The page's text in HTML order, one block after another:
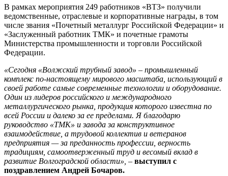
В рамках мероприятия 249 работников «ВТЗ» получили
ведомственные, отраслевые и корпоративные награды, в том
числе звания «Почетный металлург Российской Федерации» и
«Заслуженный работник ТМК» и почетные грамоты
Министерства промышленности и торговли Российской
Федерации.
«Сегодня «Волжский трубный завод» – промышленный
комплекс по-настоящему мирового масштаба, использующий в
своей работе самые современные технологии и оборудование.
Один из лидеров российского и международного
металлургического рынка, продукция которого известна по
всей России и далеко за ее пределами. Я благодарю
руководство «ТМК» и завода за конструктивное
взаимодействие, а трудовой коллектив и ветеранов
предприятия — за преданность профессии, верность
традициям, самоотверженный труд и весомый вклад в
развитие Волгоградской области», – выступил с
поздравлением Андрей Бочаров.